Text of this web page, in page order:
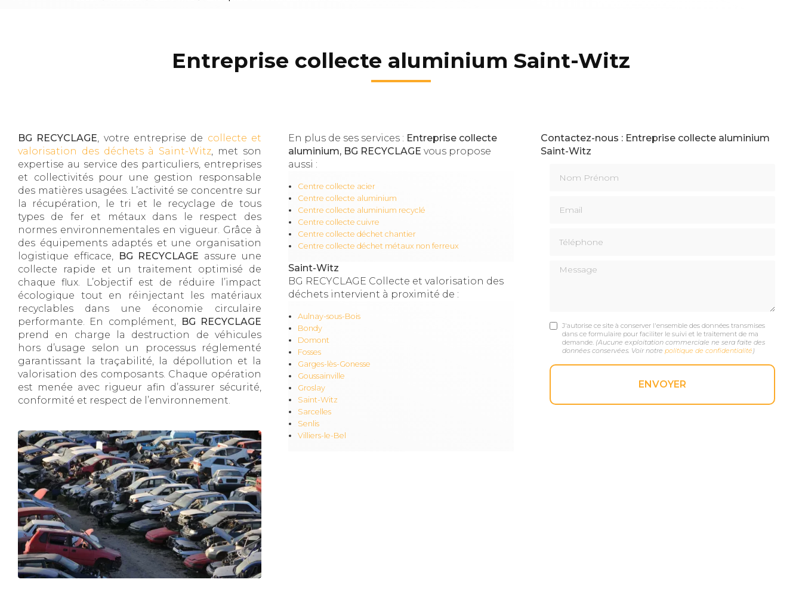
Entreprise collecte aluminium Saint-Witz
BG RECYCLAGE, votre entreprise de collecte et
valorisation des déchets à Saint-Witz, met son
expertise au service des particuliers, entreprises
et collectivités pour une gestion responsable
des matières usagées. L’activité se concentre sur
la récupération, le tri et le recyclage de tous
types de fer et métaux dans le respect des
normes environnementales en vigueur. Grâce à
des équipements adaptés et une organisation
logistique efficace,
BG RECYCLAGE assure une
collecte rapide et un traitement optimisé de
chaque flux. L’objectif est de réduire l’impact
écologique tout en réinjectant les matériaux
recyclables dans une économie circulaire
performante. En complément,
BG RECYCLAGE
prend en charge la destruction de véhicules
hors d’usage selon un processus réglementé
garantissant la traçabilité, la dépollution et la
valorisation des composants. Chaque opération
est menée avec rigueur afin d’assurer sécurité,
conformité et respect de l’environnement.
En plus de ses services : Entreprise collecte
aluminium, BG RECYCLAGE vous propose
aussi :
Centre collecte acier
Centre collecte aluminium
Centre collecte aluminium recyclé
Centre collecte cuivre
Centre collecte déchet chantier
Centre collecte déchet métaux non ferreux
Saint-Witz
BG RECYCLAGE Collecte et valorisation des
déchets intervient à proximité de :
Aulnay-sous-Bois
Bondy
Domont
Fosses
Garges-lès-Gonesse
Goussainville
Groslay
Saint-Witz
Sarcelles
Senlis
Villiers-le-Bel
Contactez-nous : Entreprise collecte aluminium
Saint-Witz
Message
J'autorise ce site à conserver l'ensemble des données transmises
dans ce formulaire pour faciliter le suivi et le traitement de ma
demande. (Aucune exploitation commerciale ne sera faite des
données conservées. Voir notre politique de confidentialité )